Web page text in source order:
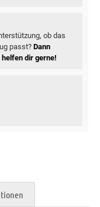
ob das
passt? Dann
dir gerne!